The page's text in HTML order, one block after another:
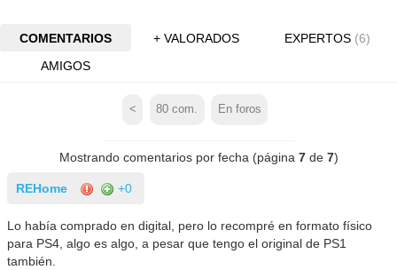
COMENTARIOS + VALORADOS EXPERTOS (6)
AMIGOS
< 80 com. En foros
Mostrando comentarios por fecha (página 7de 7)
REHome +0
Lo había comprado en digital, pero lo recompré en formato físico
para PS4, algo es algo, a pesar que tengo el original de PS1
también.